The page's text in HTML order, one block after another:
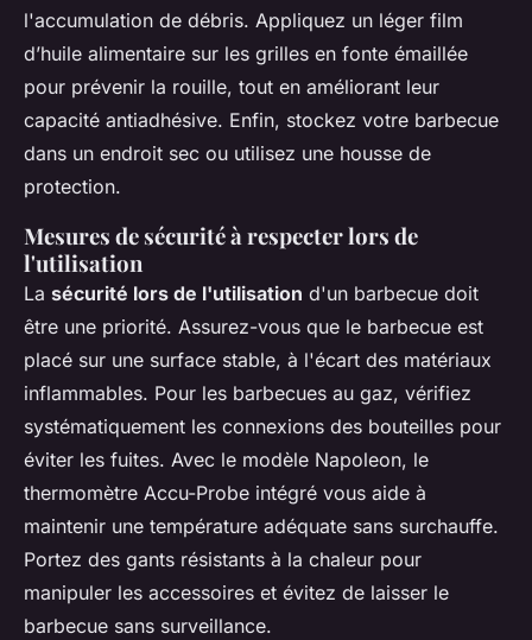
l'accumulation de débris. Appliquez un léger film
d’huile alimentaire sur les grilles en fonte émaillée
pour prévenir la rouille, tout en améliorant leur
capacité antiadhésive. Enfin, stockez votre barbecue
dans un endroit sec ou utilisez une housse de
protection.
Mesures de sécurité à respecter lors de
l'utilisation
La sécurité lors de l'utilisation d'un barbecue doit
être une priorité. Assurez-vous que le barbecue est
placé sur une surface stable, à l'écart des matériaux
inflammables. Pour les barbecues au gaz, vérifiez
systématiquement les connexions des bouteilles pour
éviter les fuites. Avec le modèle Napoleon, le
thermomètre Accu-Probe intégré vous aide à
maintenir une température adéquate sans surchauffe.
Portez des gants résistants à la chaleur pour
manipuler les accessoires et évitez de laisser le
barbecue sans surveillance.